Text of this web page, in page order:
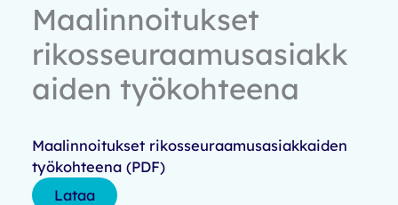
Maalinnoitukset
rikosseuraamusasiakk
aiden työkohteena
Maalinnoitukset rikosseuraamusasiakkaiden
työkohteena (PDF)
Lataa